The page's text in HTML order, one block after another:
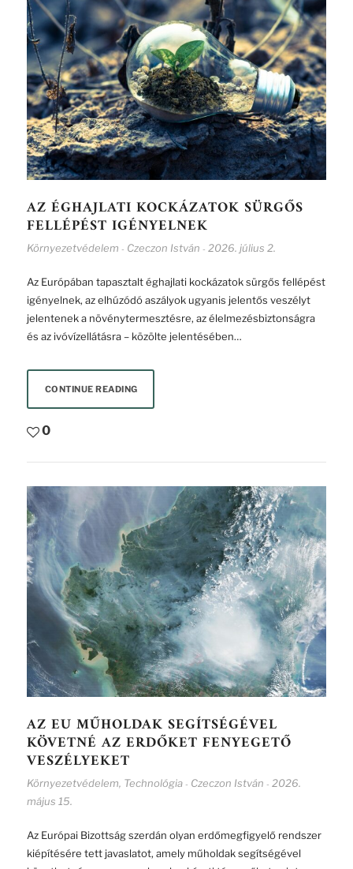
AZ ÉGHAJLATI KOCKÁZATOK SÜRGŐS
FELLÉPÉST IGÉNYELNEK
Környezetvédelem - Czeczon István - 2026. július 2.
Az Európában tapasztalt éghajlati kockázatok sürgős fellépést
igényelnek, az elhúzódó aszályok ugyanis jelentős veszélyt
jelentenek a növénytermesztésre, az élelmezésbiztonságra
és az ivóvízellátásra – közölte jelentésében…
CONTINUE READING
0
AZ EU MŰHOLDAK SEGÍTSÉGÉVEL
KÖVETNÉ AZ ERDŐKET FENYEGETŐ
VESZÉLYEKET
Környezetvédelem, Technológia - Czeczon István - 2026.
május 15.
Az Európai Bizottság szerdán olyan erdőmegfigyelő rendszer
kiépítésére tett javaslatot, amely műholdak segítségével